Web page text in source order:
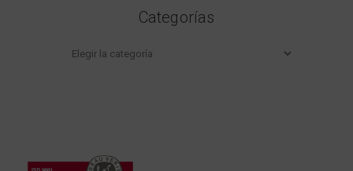
Categorías
Categorías